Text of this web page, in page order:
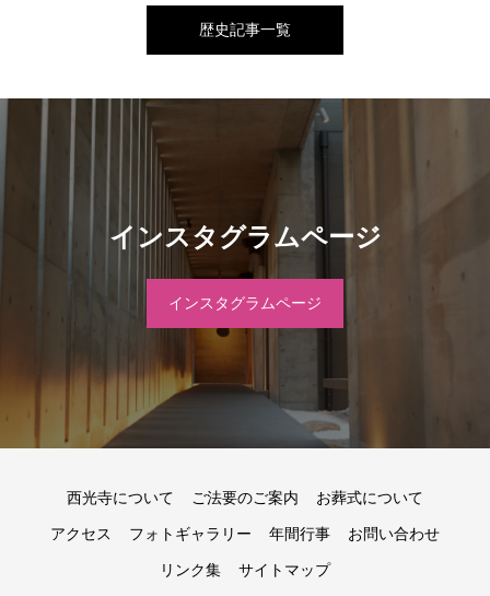
歴史記事一覧
インスタグラムページ
インスタグラムページ
西光寺について ご法要のご案内 お葬式について
アクセス フォトギャラリー 年間行事 お問い合わせ
リンク集 サイトマップ